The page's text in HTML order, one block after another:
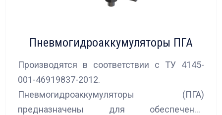
Пневмогидроаккумуляторы ПГА
Производятся в соответствии с ТУ 4145-
001-46919837-2012.
Пневмогидроаккумуляторы (ПГА)
предназначены для обеспечения